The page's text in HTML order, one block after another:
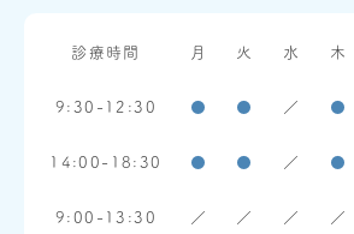
診療時間 月 火 水 木
9:30-12:30 ● ● ／ ●
14:00-18:30 ● ● ／ ●
9:00-13:30 ／ ／ ／ ／